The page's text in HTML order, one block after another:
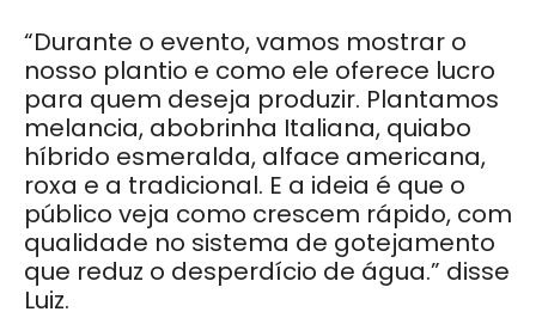
“Durante o evento, vamos mostrar o
nosso plantio e como ele oferece lucro
para quem deseja produzir. Plantamos
melancia, abobrinha Italiana, quiabo
híbrido esmeralda, alface americana,
roxa e a tradicional. E a ideia é que o
público veja como crescem rápido, com
qualidade no sistema de gotejamento
que reduz o desperdício de água.” disse
Luiz.